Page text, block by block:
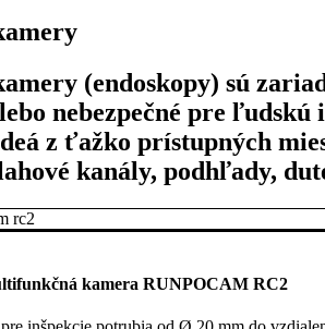
(endoskopy) sú
nebezpečné pre
z ťažko prístupných
kanály, podhľady,
kamera RUNPOCAM RC2